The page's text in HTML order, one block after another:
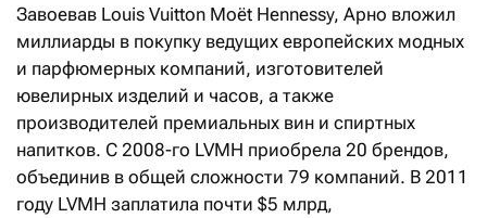
Завоевав Louis Vuitton Moët Hennessy, Арно вложил
миллиарды в покупку ведущих европейских модных
и парфюмерных компаний, изготовителей
ювелирных изделий и часов, а также
производителей премиальных вин и спиртных
напитков. С 2008-го LVMH приобрела 20 брендов,
объединив в общей сложности 79 компаний. В 2011
году LVMH заплатила почти $5 млрд,